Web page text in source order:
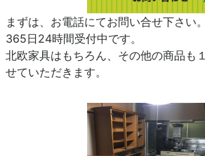
まずは、お電話にてお問い合せ下さい。
365日24時間受付中です。
北欧家具はもちろん、その他の商品も
せていただきます。